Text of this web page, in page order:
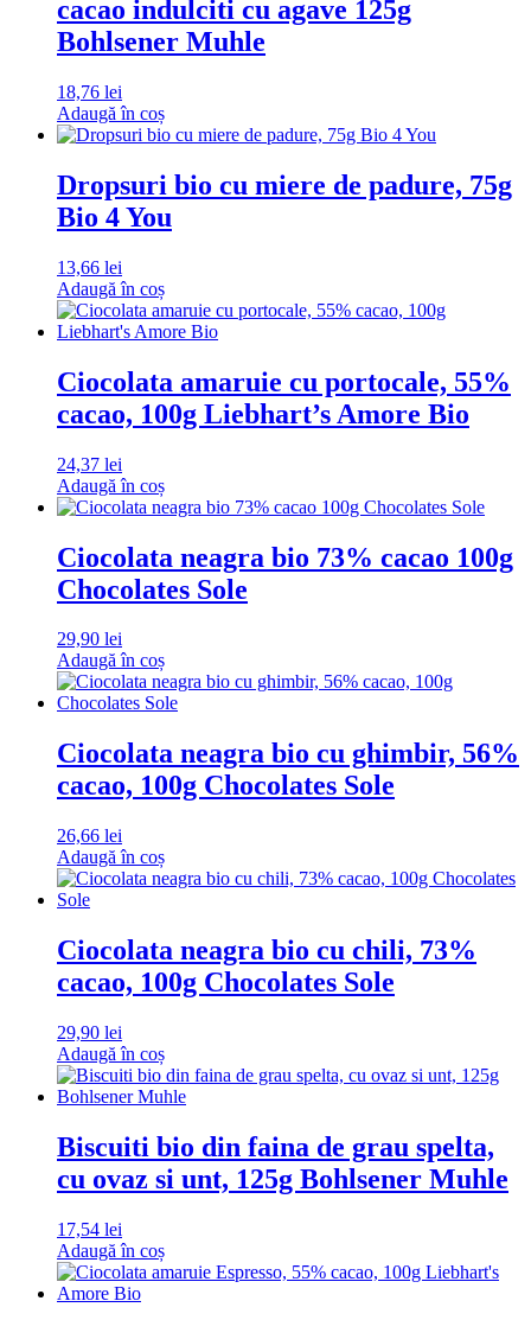
cacao indulciti cu agave 125g
Bohlsener Muhle
18,76 lei
Adaugă în coș
Dropsuri bio cu miere de padure, 75g
Bio 4 You
13,66 lei
Adaugă în coș
Ciocolata amaruie cu portocale, 55%
cacao, 100g Liebhart’s Amore Bio
24,37 lei
Adaugă în coș
Ciocolata neagra bio 73% cacao 100g
Chocolates Sole
29,90 lei
Adaugă în coș
Ciocolata neagra bio cu ghimbir, 56%
cacao, 100g Chocolates Sole
26,66 lei
Adaugă în coș
Ciocolata neagra bio cu chili, 73%
cacao, 100g Chocolates Sole
29,90 lei
Adaugă în coș
Biscuiti bio din faina de grau spelta,
cu ovaz si unt, 125g Bohlsener Muhle
17,54 lei
Adaugă în coș